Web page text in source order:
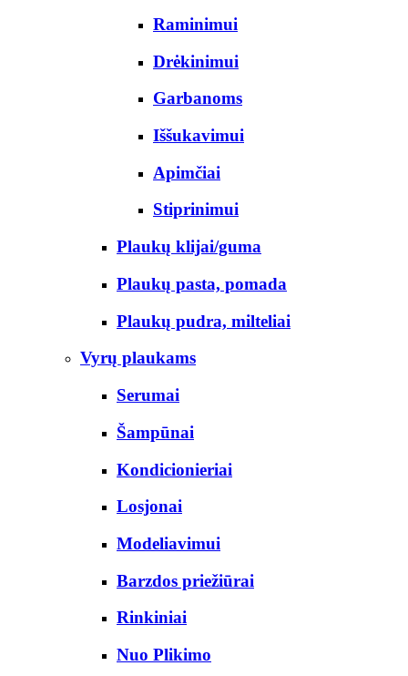
Raminimui
Drėkinimui
Garbanoms
Iššukavimui
Apimčiai
Stiprinimui
Plaukų klijai/guma
Plaukų pasta, pomada
Plaukų pudra, milteliai
Vyrų plaukams
Serumai
Šampūnai
Kondicionieriai
Losjonai
Modeliavimui
Barzdos priežiūrai
Rinkiniai
Nuo Plikimo